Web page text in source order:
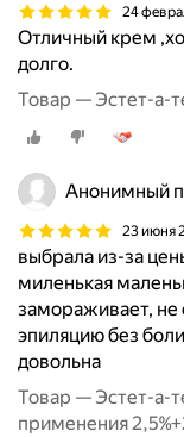
24
Отличный крем
долго.
Товар — Эстет-а-
Анонимный
23 июня
выбрала из-за
миленькая
замораживает, не
эпиляцию без
довольна
Товар — Эстет-а-
применения